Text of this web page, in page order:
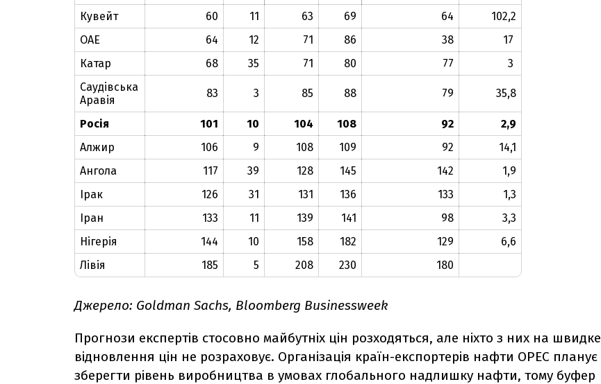
Кувейт
60 11 63 69 64
102,2
ОАЕ
64 12 71 86 38
17
Катар
68 35 71 80 77
3
Саудівська
Аравія
83 3 85 88 79 35,8
Росія 101 10 104 108 92
2,9
Алжир
106 9 108 109 92
14,1
Ангола
117 39 128 145 142
1,9
Ірак
126 31 131 136 133
1,3
Іран
133 11 139 141 98
3,3
Нігерія
144 10 158 182 129
6,6
Лівія
185 5 208 230 180
Джерело: Goldman Sachs, Bloomberg Businessweek
Прогнози експертів стосовно майбутніх цін розходяться, але ніхто з них на швидке
відновлення цін не розраховує. Організація країн-експортерів нафти OPEC планує
зберегти рівень виробництва в умовах глобального надлишку нафти, тому буфер